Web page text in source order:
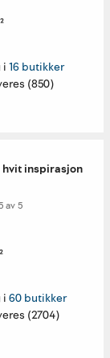
i 16 butikker
(850)
hvit inspirasjon
av 5 mulige
av5
i 60 butikker
(2704)